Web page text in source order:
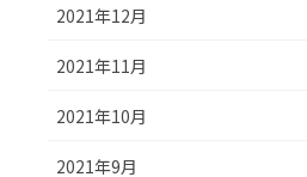
2021年12月
2021年11月
2021年10月
2021年9月